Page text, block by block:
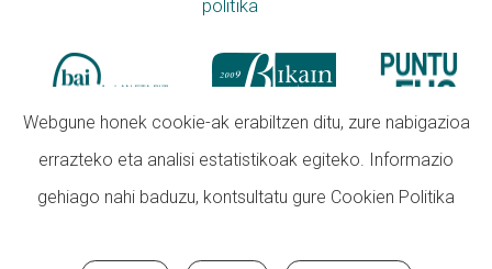
politika
Webgune honek cookie-ak erabiltzen ditu, zure nabigazioa
errazteko eta analisi estatistikoak egiteko. Informazio
gehiago nahi baduzu, kontsultatu gure Cookien Politika